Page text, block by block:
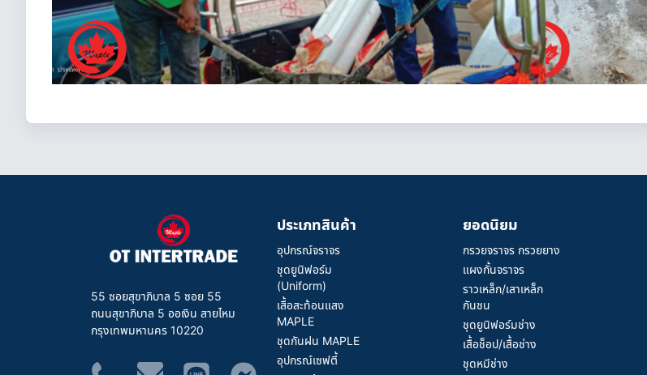
55 ซอยสุขาภิบาล 5 ซอย 55
ถนนสุขาภิบาล 5 ออเงิน สายไหม
กรุงเทพมหานคร 10220
ประเภทสินค้า
อุปกรณ์จราจร
ชุดยูนิฟอร์ม
(Uniform)
เสื้อสะท้อนแสง
MAPLE
ชุดกันฝน MAPLE
อุปกรณ์เซฟตี้
ยอดนิยม
กรวยจราจร กรวยยาง
แผงกั้นจราจร
ราวเหล็ก/เสาเหล็ก
กันชน
ชุดยูนิฟอร์มช่าง
เสื้อช็อป/เสื้อช่าง
ชุดหมีช่าง